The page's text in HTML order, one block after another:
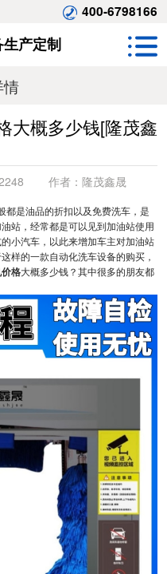
400-6798166
产定制
情
大概多少钱[隆茂鑫
作者： 隆茂鑫晟
都是油品的折扣以及免费洗车，是
站，经常都是可以见到加油站使用
小汽车，以此来增加车主对加油站
样的一款自动化洗车设备的购买，
格大概多少钱？其中很多的朋友都